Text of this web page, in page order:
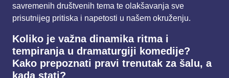
savremenih društvenih tema te olakšavanja sve
prisutnijeg pritiska i napetosti u našem okruženju.
Koliko je važna dinamika ritma i
tempiranja u dramaturgiji komedije?
Kako prepoznati pravi trenutak za šalu, a
kada stati?